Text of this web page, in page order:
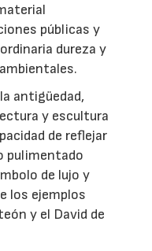
públicas y
dureza y
antigüedad,
y escultura
de reflejar
pulimentado
de lujo y
los ejemplos
y el David de